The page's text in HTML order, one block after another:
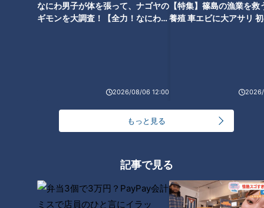
なにわ男子が体を張って、ナゴヤの
ギモンを大調査！【全力！なにわ実
2026/08/06 12:00
【特集】篠島の漁業を救
養殖 車エビに大アサリ
もっと見る
記事で見る
この記事の画像を見る
生配信の裏では意外な一面がい
自作曲120曲！？歌手になりた
をみんなで見よう【みてちょて
れび】